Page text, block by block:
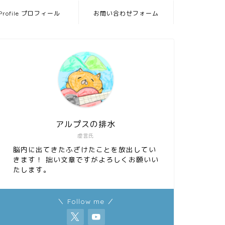
プロフィール お問い合わせフォーム
虚言氏
アルプスの排水
脳内に出てきたふざけたことを放出してい
きます！ 拙い文章ですがよろしくお願いい
たします。
＼ Follow me ／